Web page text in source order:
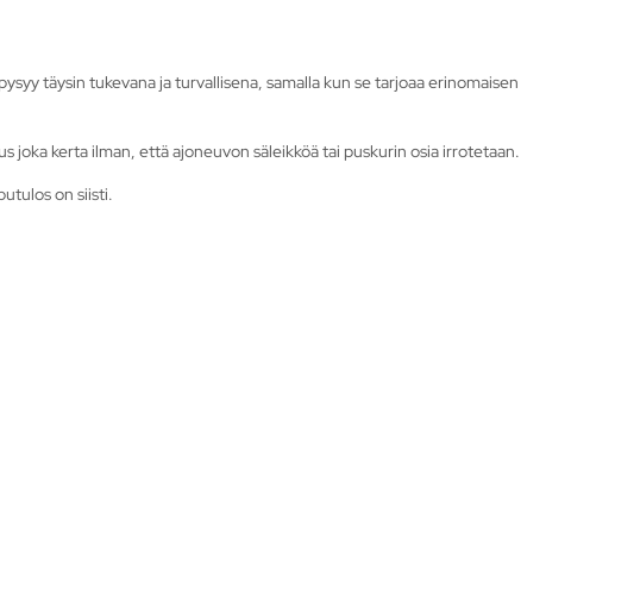
täysin tukevana ja turvallisena, samalla kun se tarjoaa erinomaisen
kerta ilman, että ajoneuvon säleikköä tai puskurin osia irrotetaan.
on siisti.